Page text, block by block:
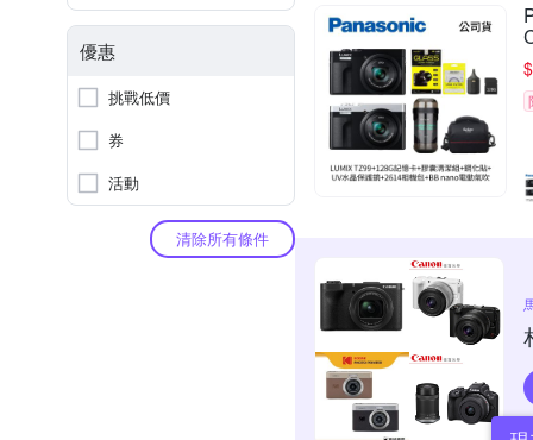
優惠
挑戰低價
券
活動
清除所有條件
$